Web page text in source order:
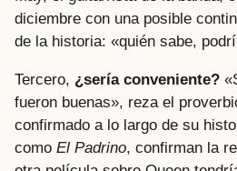
diciembre con una posible
de la historia: «quién sabe,
Tercero, ¿sería conveniente?
fueron buenas», reza el
confirmado a lo largo de su
como El Padrino, confirman la